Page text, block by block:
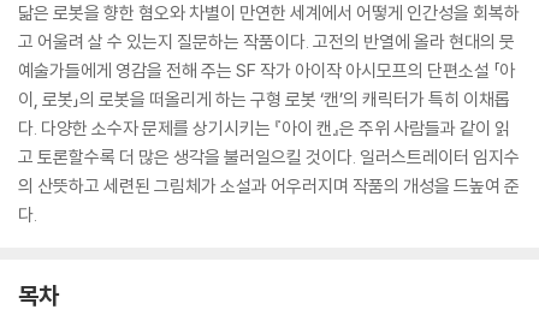
닮은 로봇을 향한 혐오와 차별이 만연한 세계에서 어떻게 인간성을 회복하
고 어울려 살 수 있는지 질문하는 작품이다. 고전의 반열에 올라 현대의 뭇
예술가들에게 영감을 전해 주는 SF 작가 아이작 아시모프의 단편소설 「아
이, 로봇」의 로봇을 떠올리게 하는 구형 로봇 ‘캔’의 캐릭터가 특히 이채롭
다. 다양한 소수자 문제를 상기시키는 『아이 캔』은 주위 사람들과 같이 읽
고 토론할수록 더 많은 생각을 불러일으킬 것이다. 일러스트레이터 임지수
의 산뜻하고 세련된 그림체가 소설과 어우러지며 작품의 개성을 드높여 준
다.
목차